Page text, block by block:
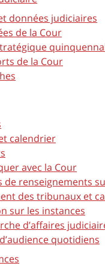
données judiciaires
de la Cour
de la Cour
calendrier
avec la Cour
de renseignements
des tribunaux et
sur les instances
d’affaires
quotidiens